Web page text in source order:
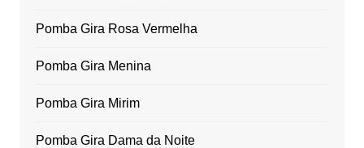
Pomba Gira Rosa Vermelha
Pomba Gira Menina
Pomba Gira Mirim
Pomba Gira Dama da Noite